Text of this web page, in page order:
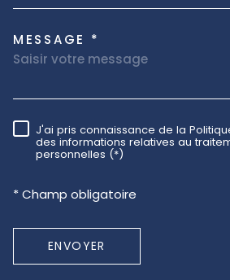
MESSAGE *
RÈGLEMENTATION
J'ai pris connaissance de la
des informations relatives au
personnelles (*)
* Champ obligatoire
ENVOYER